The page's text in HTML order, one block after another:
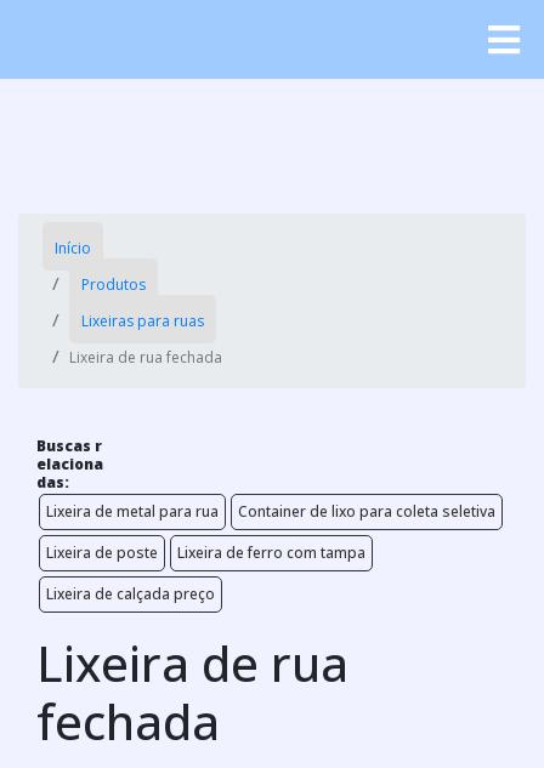
Início
Produtos
Lixeiras para ruas
Lixeira de rua fechada
Buscas r
elaciona
das:
Lixeira de metal para rua
Container de lixo para coleta seletiva
Lixeira de poste
Lixeira de ferro com tampa
Lixeira de calçada preço
Lixeira de rua
fechada